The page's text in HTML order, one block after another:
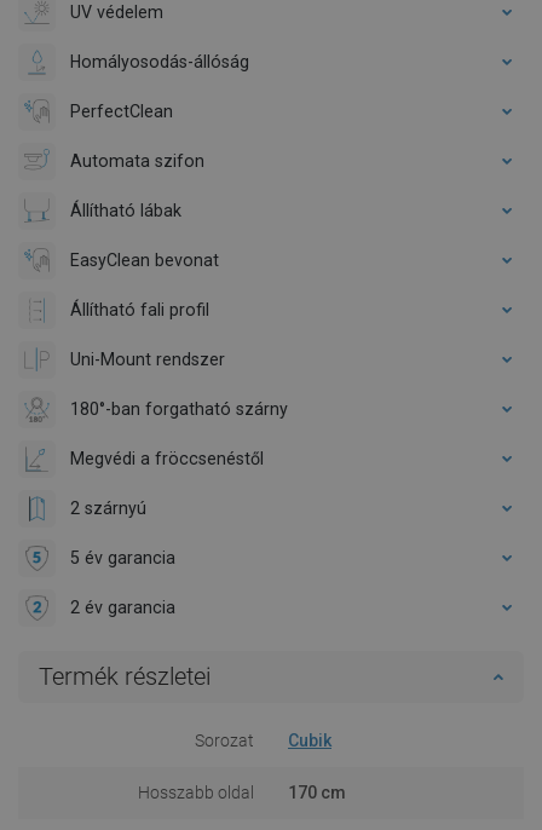
UV védelem
Homályosodás-állóság
PerfectClean
Automata szifon
Állítható lábak
EasyClean bevonat
Állítható fali profil
Uni-Mount rendszer
180°-ban forgatható szárny
Megvédi a fröccsenéstől
2 szárnyú
5 év garancia
2 év garancia
Termék részletei
Sorozat Cubik
Hosszabb oldal 170 cm